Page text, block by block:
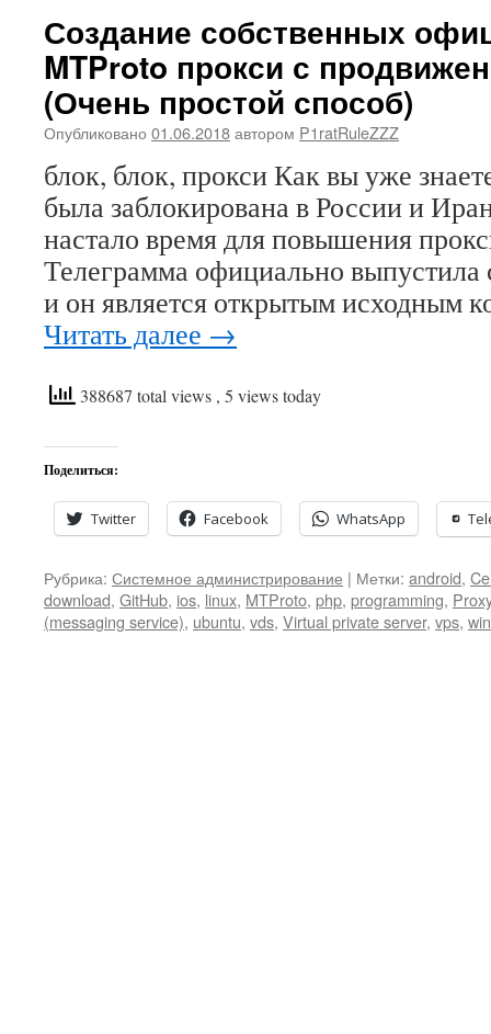
Создание собственных
MTProto прокси с
(Очень простой способ)
Опубликовано 01.06.2018автором P1ratRuleZZZ
блок, блок, прокси Как вы уже
была заблокирована в России и
настало время для повышения
Телеграмма официально выпустила
и он является открытым исходным
Читать далее →
388687 total views , 5 views today
Поделиться:
Twitter Facebook WhatsApp
Рубрика: Системное администрирование | Метки: android,
download, GitHub, ios, linux, MTProto, php, programming,
(messaging service), ubuntu, vds, Virtual private server, vps,